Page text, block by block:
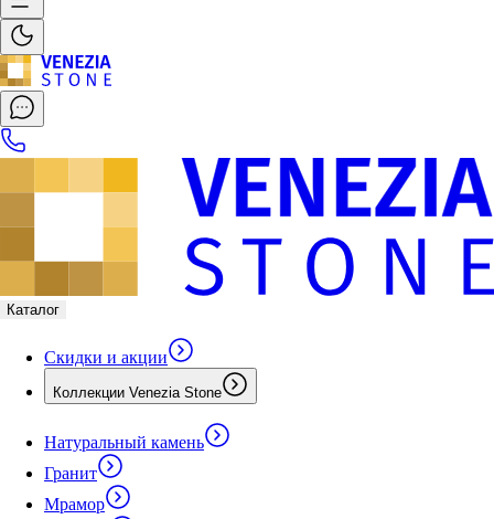
Каталог
Скидки и акции
Коллекции Venezia Stone
Натуральный камень
Гранит
Мрамор